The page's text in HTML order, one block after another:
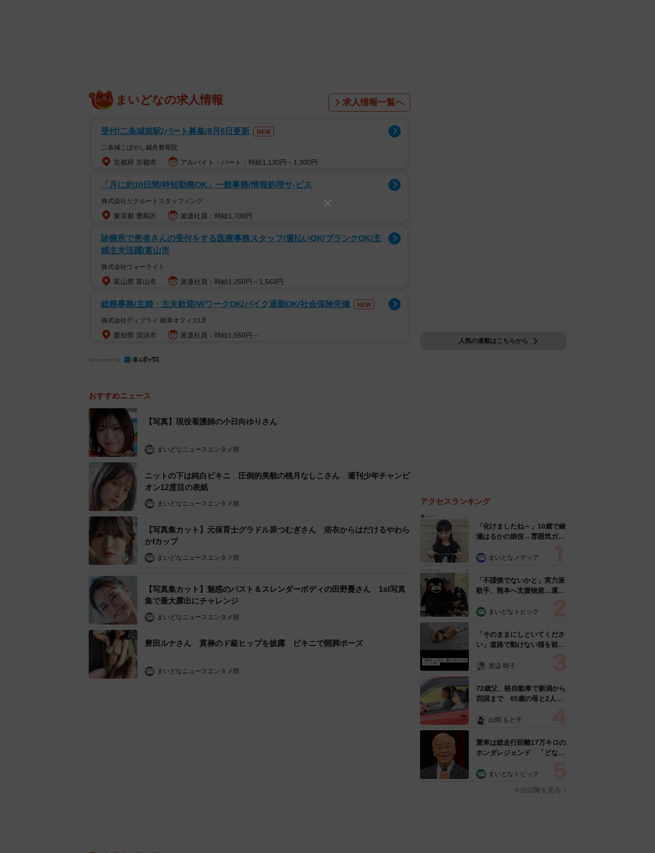
まいどなの求人情報 求人情報一覧へ
受付/二条城前駅/パート募集/8月6日更新 NEW
二条城こばやし鍼灸整骨院
京都府 京都市 アルバイト・パート：時給1,130円～1,300円
「月に約10日間/時短勤務OK」一般事務/情報処理サ-ビス
株式会社リクルートスタッフィング
東京都 豊島区 派遣社員：時給1,700円
診療所で患者さんの受付をする医療事務スタッフ/週払いOK/ブランクOK/主
婦主夫活躍/富山市
株式会社ウォーライト
富山県 富山市 派遣社員：時給1,250円～1,563円
総務事務/主婦・主夫歓迎/WワークOK/バイク通勤OK/社会保険完備 NEW
株式会社ディプライ 岐阜オフィスLB
愛知県 清須市 派遣社員：時給1,550円～
Sponsored by
おすすめニュース
【写真】現役看護師の小日向ゆりさん
まいどなニュースエンタメ部
ニットの下は純白ビキニ 圧倒的美貌の桃月なしこさん 週刊少年チャンピ
オン12度目の表紙
まいどなニュースエンタメ部
【写真集カット】元保育士グラドル原つむぎさん 浴衣からはだけるやわら
かIカップ
まいどなニュースエンタメ部
【写真集カット】魅惑のバスト＆スレンダーボディの田野憂さん 1st写真
集で最大露出にチャレンジ
まいどなニュースエンタメ部
豊田ルナさん 貫禄のド級ヒップを披露 ビキニで開脚ポーズ
まいどなニュースエンタメ部
人気の連載はこちらから
アクセスランキング
「化けましたね～」10歳で綾
瀬はるかの娘役→雰囲気ガラ
雰囲気が」「宝塚に入れそ
まいどなメディア
「不謹慎でないかと」実力派
歌手、熊本へ支援物資…運搬
めらい 「痛いほど伝わる」
まいどなトピック
「そのままにしといてくださ
い」道路で動けない猫を前に
ようとした4日間 「命の重
表の訴え
渡辺 晴子
72歳父、軽自動車で新潟から
四国まで 65歳の母と2人で
憩まで分刻み… 「大学生で
山岡 もと子
愛車は総走行距離17万キロの
ホンダレジェンド 「どなた
所漫才師が譲渡の意向
まいどなトピック
６位以降を見る